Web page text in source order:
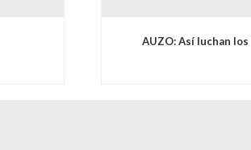
AUZO: Así luchan